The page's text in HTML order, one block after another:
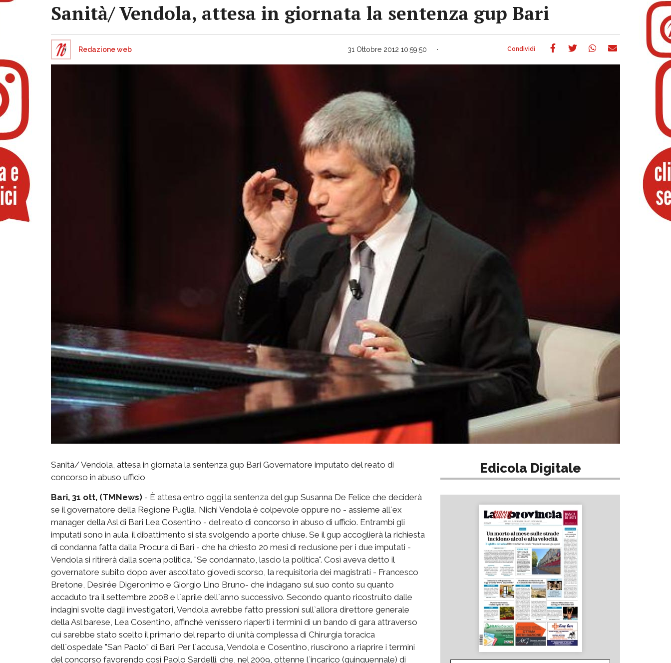
Sanità/ Vendola, attesa in giornata la sentenza gup Bari
Redazione web 31 Ottobre 2012 10:59:50
Sanità/ Vendola, attesa in giornata la sentenza gup Bari Governatore imputato del reato di
concorso in abuso ufficio
Bari, 31 ott, (TMNews) - È attesa entro oggi la sentenza del gup Susanna De Felice che deciderà
se il governatore della Regione Puglia, Nichi Vendola è colpevole oppure no - assieme all`ex
manager della Asl di Bari Lea Cosentino - del reato di concorso in abuso di ufficio. Entrambi gli
imputati sono in aula. il dibattimento si sta svolgendo a porte chiuse. Se il gup accoglierà la richiesta
di condanna fatta dalla Procura di Bari - che ha chiesto 20 mesi di reclusione per i due imputati -
Vendola si ritirerà dalla scena politica. "Se condannato, lascio la politica". Così aveva detto il
governatore subito dopo aver ascoltato giovedì scorso, la requisitoria dei magistrati - Francesco
Bretone, Desirée Digeronimo e Giorgio Lino Bruno- che indagano sul suo conto su quanto
accaduto tra il settembre 2008 e l`aprile dell`anno successivo. Secondo quanto ricostruito dalle
indagini svolte dagli investigatori, Vendola avrebbe fatto pressioni sull`allora direttore generale
della Asl barese, Lea Cosentino, affinché venissero riaperti i termini di un bando di gara attraverso
cui sarebbe stato scelto il primario del reparto di unità complessa di Chirurgia toracica
dell`ospedale "San Paolo" di Bari. Per l`accusa, Vendola e Cosentino, riuscirono a riaprire i termini
del concorso favorendo così Paolo Sardelli. che, nel 2009, ottenne l`incarico (quinquennale) di
Edicola Digitale